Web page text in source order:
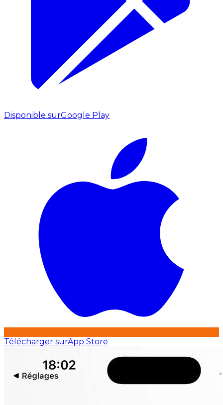
Disponible surGoogle Play
Télécharger surApp Store